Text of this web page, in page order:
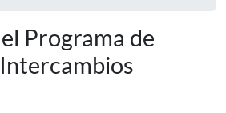
Programa de